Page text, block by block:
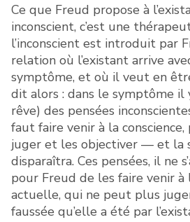
Ce que Freud propose à
inconscient, c’est une
l’inconscient est introduit par
relation où l’existant arrive
symptôme, et où il veut en
dit alors : dans le symptôme il
rêve) des pensées
faut faire venir à la
juger et les objectiver — et la
disparaîtra. Ces pensées, il ne
pour Freud de les faire venir à
actuelle, qui ne peut plus
faussée qu’elle a été par